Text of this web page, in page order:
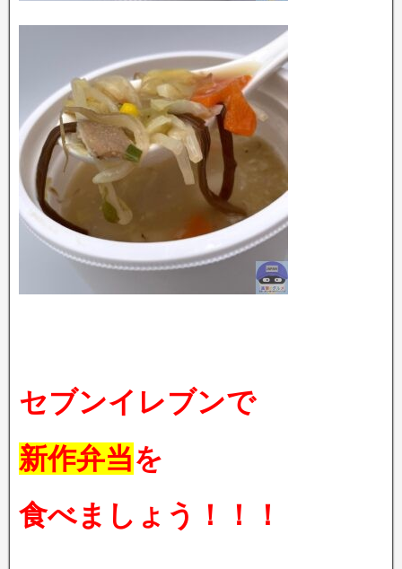
セブンイレブンで
新作弁当を
食べましょう！！！